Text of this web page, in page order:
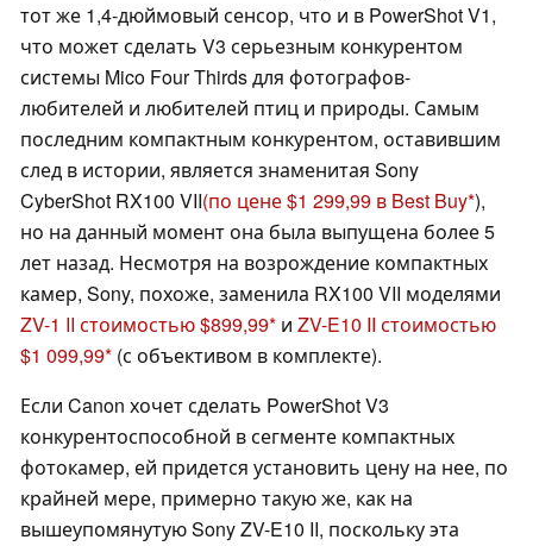
тот же 1,4-дюймовый сенсор, что и в PowerShot V1,
что может сделать V3 серьезным конкурентом
системы Mico Four Thirds для фотографов-
любителей и любителей птиц и природы. Самым
последним компактным конкурентом, оставившим
след в истории, является знаменитая Sony
CyberShot RX100 VII(по цене $1 299,99 в Best Buy ),
но на данный момент она была выпущена более 5
лет назад. Несмотря на возрождение компактных
камер, Sony, похоже, заменила RX100 VII моделями
ZV-1 II стоимостью $899,99 и ZV-E10 II стоимостью
$1 099,99 (с объективом в комплекте).
Если Canon хочет сделать PowerShot V3
конкурентоспособной в сегменте компактных
фотокамер, ей придется установить цену на нее, по
крайней мере, примерно такую же, как на
вышеупомянутую Sony ZV-E10 II, поскольку эта